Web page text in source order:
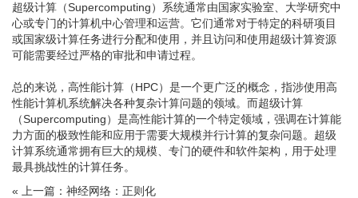
超级计算（Supercomputing）系统通常由国家实验室、大学研究中
心或专门的计算机中心管理和运营。它们通常对于特定的科研项目
或国家级计算任务进行分配和使用，并且访问和使用超级计算资源
可能需要经过严格的审批和申请过程。
总的来说，高性能计算（HPC）是一个更广泛的概念，指涉使用高
性能计算机系统解决各种复杂计算问题的领域。而超级计算
（Supercomputing）是高性能计算的一个特定领域，强调在计算能
力方面的极致性能和应用于需要大规模并行计算的复杂问题。超级
计算系统通常拥有巨大的规模、专门的硬件和软件架构，用于处理
最具挑战性的计算任务。
« 上一篇：神经网络：正则化